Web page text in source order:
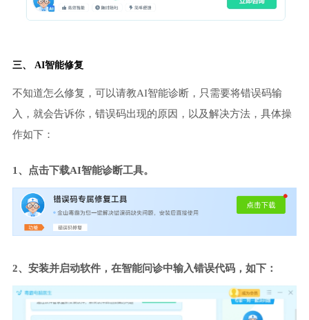
三、 AI智能修复
不知道怎么修复，可以请教AI智能诊断，只需要将错误码输
入，就会告诉你，错误码出现的原因，以及解决方法，具体操
作如下：
1、点击下载AI智能诊断工具。
2、安装并启动软件，在智能问诊中输入错误代码，如下：